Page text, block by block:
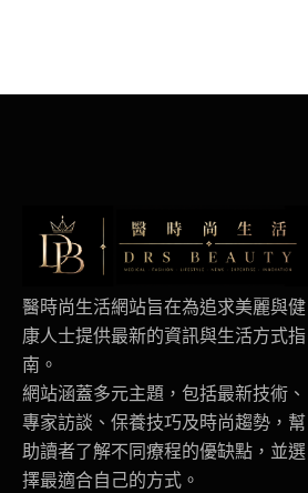
醫時尚生活網站旨在為追求美麗與健
康人士提供最新的資訊與生活方式指
南。
網站涵蓋多元主題，包括最新技術、
專家訪談、保養技巧及時尚趨勢，幫
助讀者了解不同療程的優缺點，並選
擇最適合自己的方式。